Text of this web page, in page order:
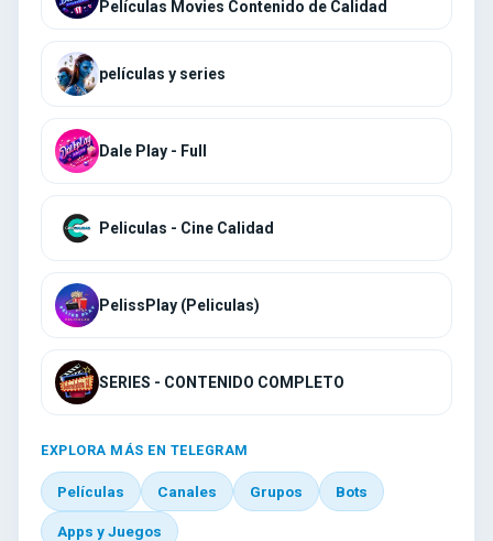
Películas Movies Contenido de Calidad
películas y series
Dale Play - Full
Peliculas - Cine Calidad
PelissPlay (Peliculas)
SERIES - CONTENIDO COMPLETO
EXPLORA MÁS EN TELEGRAM
Películas Canales Grupos Bots
Apps y Juegos